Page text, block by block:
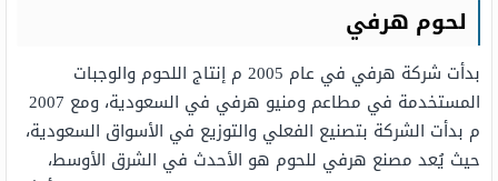
لحوم هرفي
بدأت شركة هرفي في عام 2005 م إنتاج اللحوم والوجبات
المستخدمة في مطاعم ومنيو هرفي في السعودية، ومع 2007
م بدأت الشركة بتصنيع الفعلي والتوزيع في الأسواق السعودية،
حيث يُعد مصنع هرفي للحوم هو الأحدث في الشرق الأوسط،